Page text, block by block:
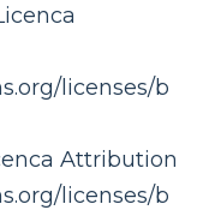
licenses/b
Attribution
licenses/b